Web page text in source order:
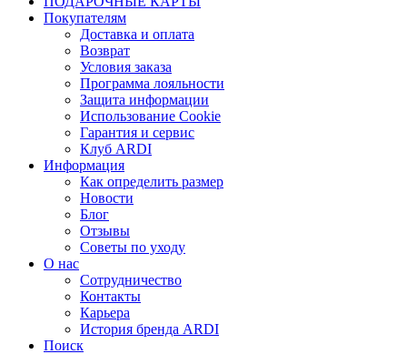
Покупателям
Доставка и оплата
Возврат
Условия заказа
Программа лояльности
Защита информации
Использование Cookie
Гарантия и сервис
Клуб ARDI
Информация
Как определить размер
Новости
Блог
Отзывы
Советы по уходу
О нас
Сотрудничество
Контакты
Карьера
История бренда ARDI
Поиск